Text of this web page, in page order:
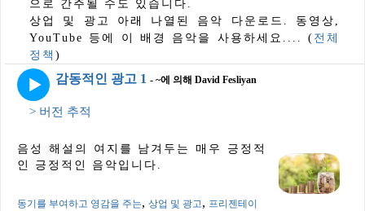
으로 간주될 수도 있습니다.
상업 및 광고 아래 나열된 음악 다운로드. 동영상,
YouTube 등에 이 배경 음악을 사용하세요.... ( 전체
정책 )
감동적인 광고 1 - ~에 의해 David Fesliyan
> 버전 추적
음성 해설의 여지를 남겨두는 매우 긍정적
인 긍정적인 음악입니다.
동기를 부여하고 영감을 주는, 상업 및 광고, 프리젠테이